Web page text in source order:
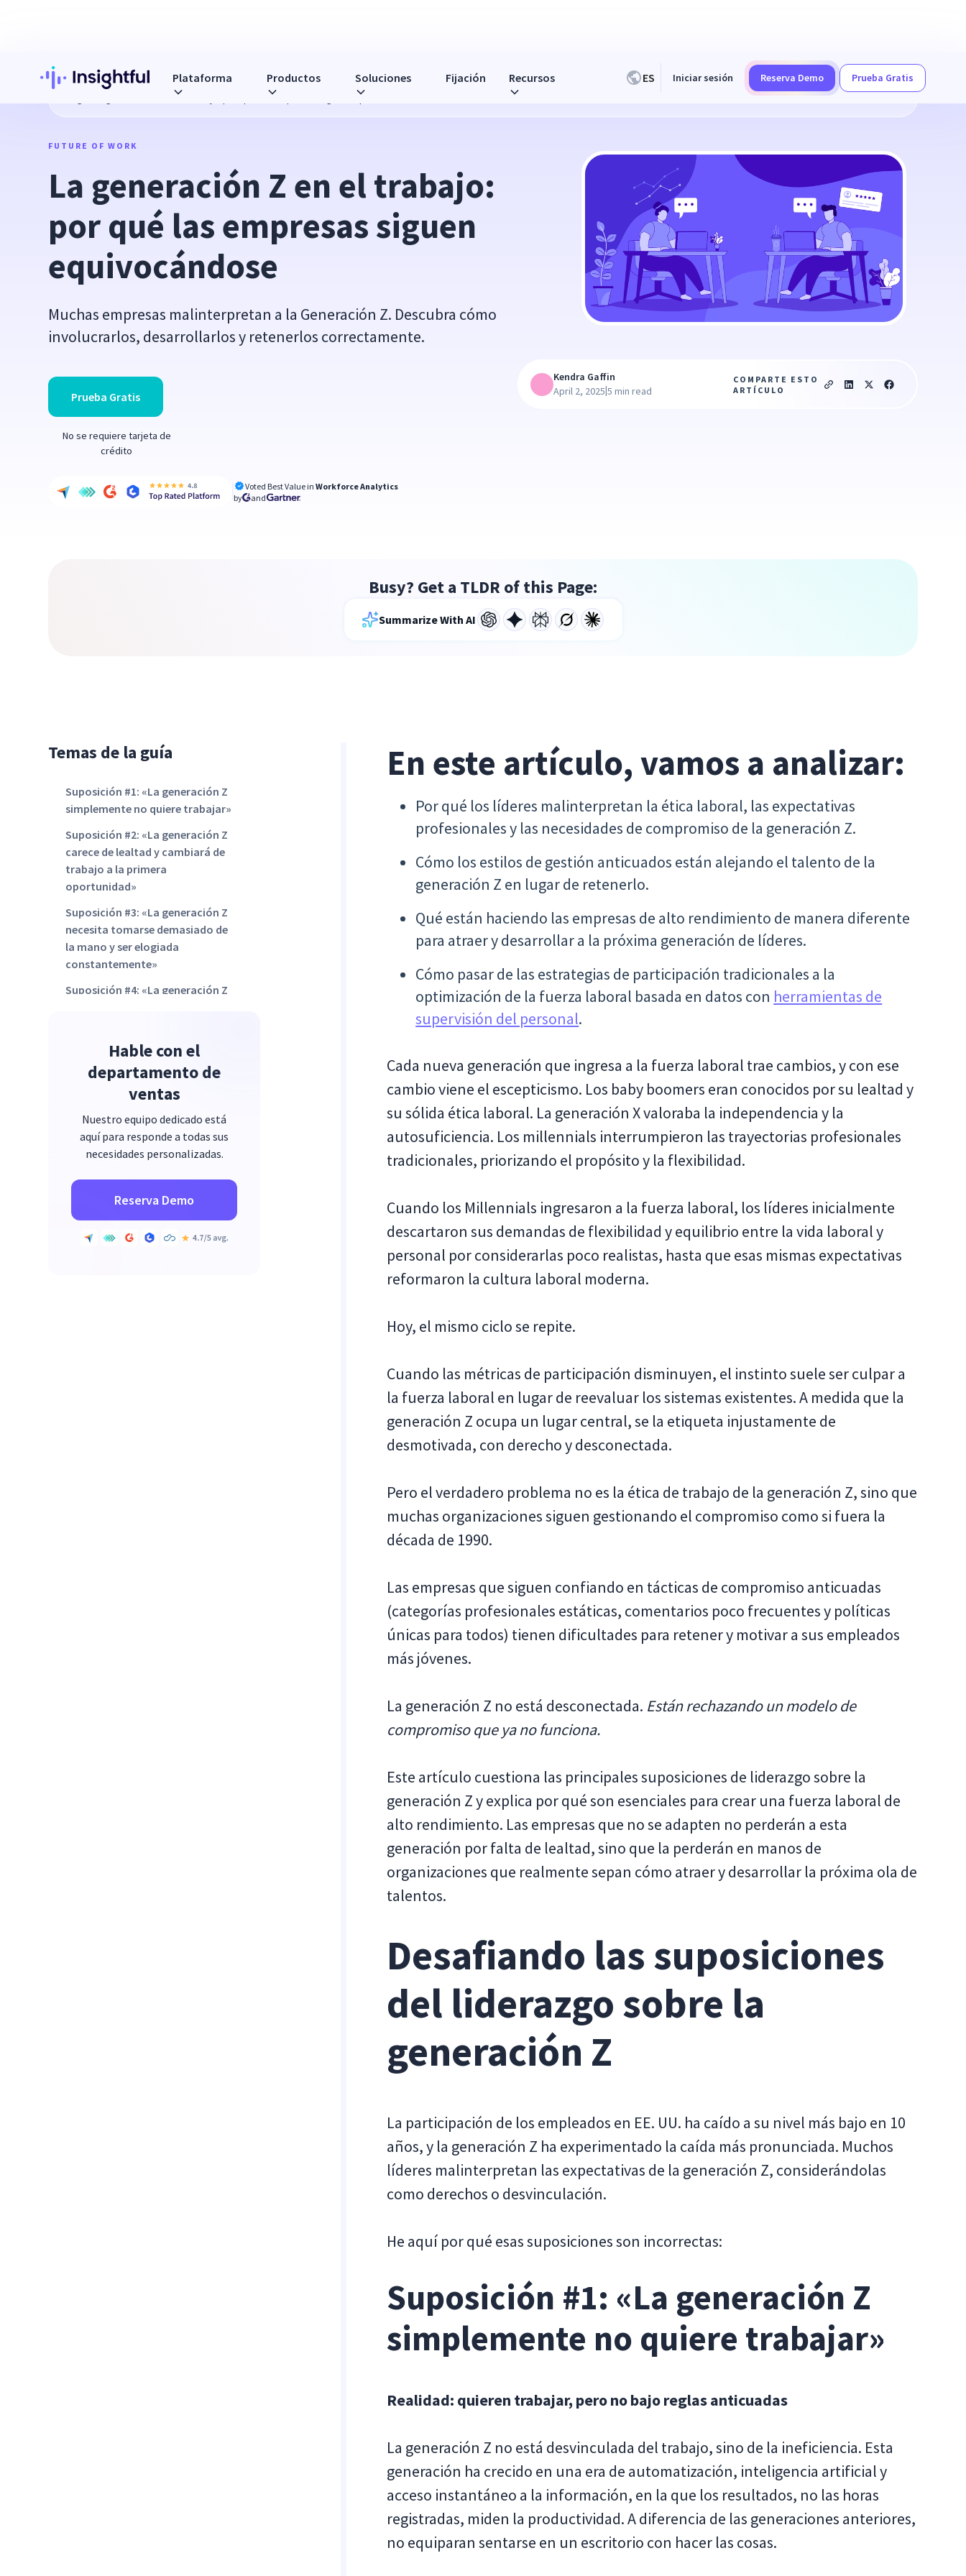
Plataforma Productos Soluciones Fijación Recursos ES Iniciar sesión Reserva Demo
Prueba Gratis
La generación Z en el trabajo: por qué las empresas siguen equivocándose
FUTURE OF WORK
La generación Z en el trabajo:
por qué las empresas siguen
equivocándose
Muchas empresas malinterpretan a la Generación Z. Descubra cómo
involucrarlos, desarrollarlos y retenerlos correctamente.
Prueba Gratis
No se requiere tarjeta de
crédito
Voted Best Value inWorkforce Analytics
by
and
Kendra Gaffin
April 2, 2025|5 min read
COMPARTE ESTO
ARTÍCULO
Busy? Get a TLDR of this Page:
Summarize With AI
Temas de la guía
Suposición #1: «La generación Z
simplemente no quiere trabajar»
Suposición #2: «La generación Z
carece de lealtad y cambiará de
trabajo a la primera
oportunidad»
Suposición #3: «La generación Z
necesita tomarse demasiado de
la mano y ser elogiada
constantemente»
Suposición #4: «La generación Z
Suposición #5: «La generación Z
no es tan valiosa como las
generaciones anteriores en la
fuerza laboral»
Mida los resultados, no el tiempo
de oficina
utilice datos de participación en
tiempo real
Haga del crecimiento profesional
Hable con el
departamento de
ventas
Nuestro equipo dedicado está
aquí para responde a todas sus
necesidades personalizadas.
Reserva Demo
En este artículo, vamos a analizar:
Por qué los líderes malinterpretan la ética laboral, las expectativas
profesionales y las necesidades de compromiso de la generación Z.
Cómo los estilos de gestión anticuados están alejando el talento de la
generación Z en lugar de retenerlo.
Qué están haciendo las empresas de alto rendimiento de manera diferente
para atraer y desarrollar a la próxima generación de líderes.
Cómo pasar de las estrategias de participación tradicionales a la
optimización de la fuerza laboral basada en datos con herramientas de
supervisión del personal.
Cada nueva generación que ingresa a la fuerza laboral trae cambios, y con ese
cambio viene el escepticismo. Los baby boomers eran conocidos por su lealtad y
su sólida ética laboral. La generación X valoraba la independencia y la
autosuficiencia. Los millennials interrumpieron las trayectorias profesionales
tradicionales, priorizando el propósito y la flexibilidad.
Cuando los Millennials ingresaron a la fuerza laboral, los líderes inicialmente
descartaron sus demandas de flexibilidad y equilibrio entre la vida laboral y
personal por considerarlas poco realistas, hasta que esas mismas expectativas
reformaron la cultura laboral moderna.
Hoy, el mismo ciclo se repite.
Cuando las métricas de participación disminuyen, el instinto suele ser culpar a
la fuerza laboral en lugar de reevaluar los sistemas existentes. A medida que la
generación Z ocupa un lugar central, se la etiqueta injustamente de
desmotivada, con derecho y desconectada.
Pero el verdadero problema no es la ética de trabajo de la generación Z, sino que
muchas organizaciones siguen gestionando el compromiso como si fuera la
década de 1990.
Las empresas que siguen confiando en tácticas de compromiso anticuadas
(categorías profesionales estáticas, comentarios poco frecuentes y políticas
únicas para todos) tienen dificultades para retener y motivar a sus empleados
más jóvenes.
La generación Z no está desconectada. Están rechazando un modelo de
compromiso que ya no funciona.
Este artículo cuestiona las principales suposiciones de liderazgo sobre la
generación Z y explica por qué son esenciales para crear una fuerza laboral de
alto rendimiento. Las empresas que no se adapten no perderán a esta
generación por falta de lealtad, sino que la perderán en manos de
organizaciones que realmente sepan cómo atraer y desarrollar la próxima ola de
talentos.
Desafiando las suposiciones
del liderazgo sobre la
generación Z
La participación de los empleados en EE. UU. ha caído a su nivel más bajo en 10
años, y la generación Z ha experimentado la caída más pronunciada. Muchos
líderes malinterpretan las expectativas de la generación Z, considerándolas
como derechos o desvinculación.
He aquí por qué esas suposiciones son incorrectas:
Suposición #1: «La generación Z
simplemente no quiere trabajar»
Realidad: quieren trabajar, pero no bajo reglas anticuadas
La generación Z no está desvinculada del trabajo, sino de la ineficiencia. Esta
generación ha crecido en una era de automatización, inteligencia artificial y
acceso instantáneo a la información, en la que los resultados, no las horas
registradas, miden la productividad. A diferencia de las generaciones anteriores,
no equiparan sentarse en un escritorio con hacer las cosas.